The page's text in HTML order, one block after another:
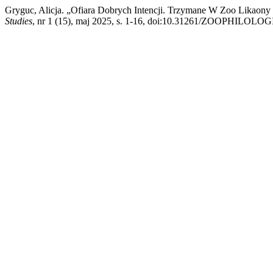
Gryguc, Alicja. „Ofiara Dobrych Intencji. Trzymane W Zoo
Studies, nr 1 (15), maj 2025, s. 1-16, doi:10.31261/